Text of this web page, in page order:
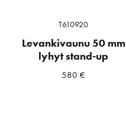
T610920
Levankivaunu 50 mm
lyhyt stand-up
580€